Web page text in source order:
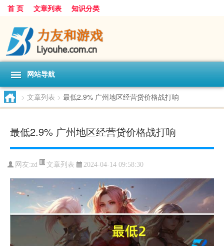
首 页 文章列表 知识分类
网站导航
> 文章列表 > 最低2.9% 广州地区经营贷价格战打响
最低2.9% 广州地区经营贷价格战打响
网友:zd 文章列表 2024-04-14 09:58:30